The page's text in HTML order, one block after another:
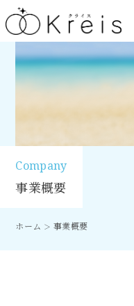
Company
事業概要
ホーム ＞ 事業概要